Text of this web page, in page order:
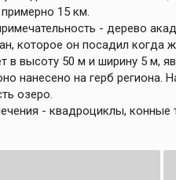
15 км.
- дерево
которое он посадил когда
в высоту 50 м и ширину 5 м,
нанесено на герб региона.
озеро.
- квадроциклы, конные